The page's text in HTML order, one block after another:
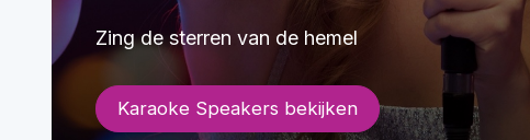
Zing de sterren van de hemel
Karaoke Speakers bekijken